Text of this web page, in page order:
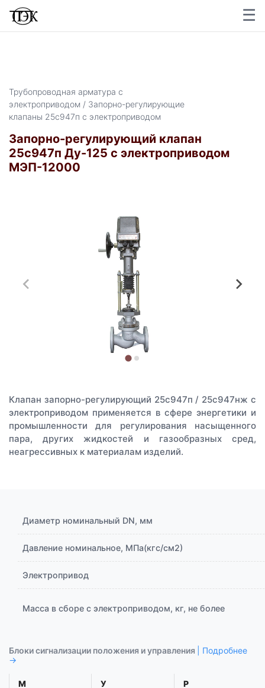
☰
Трубопроводная арматура с
электроприводом / Запорно-регулирующие
клапаны 25с947п с электроприводом
Запорно-регулирующий клапан
25с947п Ду-125 с электроприводом
МЭП-12000
Клапан запорно-регулирующий 25с947п / 25с947нж с
электроприводом применяется в сфере энергетики и
промышленности для регулирования насыщенного
пара, других жидкостей и газообразных сред,
неагрессивных к материалам изделий.
Диаметр номинальный DN, мм
Давление номинальное, МПа(кгс/см2)
Электропривод
Масса в сборе с электроприводом, кг, не более
Блоки сигнализации положения и управления
| Подробнее
→
М У Р